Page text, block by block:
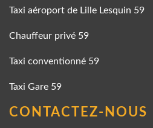
Taxi aéroport de Lille Lesquin 59
Chauffeur privé 59
Taxi conventionné 59
Taxi Gare 59
CONTACTEZ-NOUS